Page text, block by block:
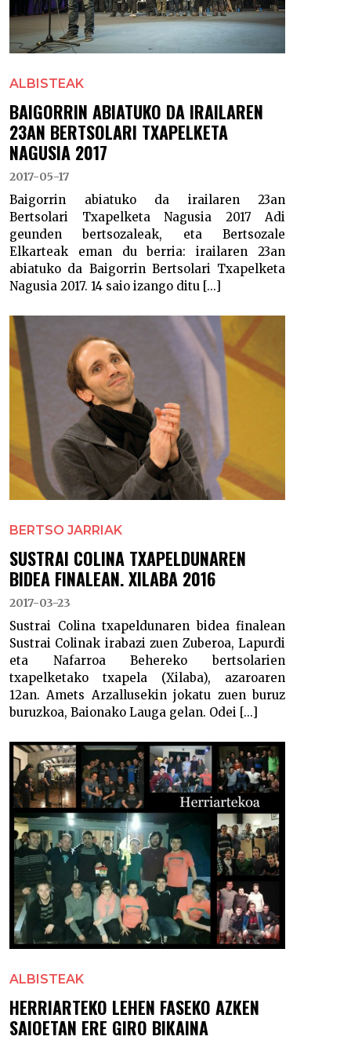
ALBISTEAK
BAIGORRIN ABIATUKO DA IRAILAREN
23AN BERTSOLARI TXAPELKETA
NAGUSIA 2017
2017-05-17
Baigorrin abiatuko da irailaren 23an
Bertsolari Txapelketa Nagusia 2017 Adi
geunden bertsozaleak, eta Bertsozale
Elkarteak eman du berria: irailaren 23an
abiatuko da Baigorrin Bertsolari Txapelketa
Nagusia 2017. 14 saio izango ditu [...]
BERTSO JARRIAK
SUSTRAI COLINA TXAPELDUNAREN
BIDEA FINALEAN. XILABA 2016
2017-03-23
Sustrai Colina txapeldunaren bidea finalean
Sustrai Colinak irabazi zuen Zuberoa, Lapurdi
eta Nafarroa Behereko bertsolarien
txapelketako txapela (Xilaba), azaroaren
12an. Amets Arzallusekin jokatu zuen buruz
buruzkoa, Baionako Lauga gelan. Odei [...]
ALBISTEAK
HERRIARTEKO LEHEN FASEKO AZKEN
SAIOETAN ERE GIRO BIKAINA